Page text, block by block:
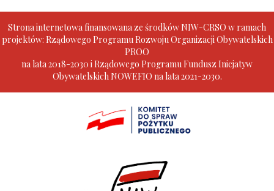
Strona internetowa finansowana ze środków NIW-CRSO w ramach
projektów: Rządowego Programu Rozwoju Organizacji Obywatelskich
PROO
na lata 2018-2030 i Rządowego Programu Fundusz Inicjatyw
Obywatelskich NOWEFIO na lata 2021-2030.